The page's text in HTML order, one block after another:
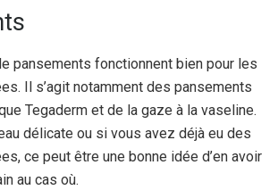
pansements fonctionnent bien pour les
Il s’agit notamment des pansements
Tegaderm et de la gaze à la vaseline.
délicate ou si vous avez déjà eu des
ce peut être une bonne idée d’en avoir
au cas où.